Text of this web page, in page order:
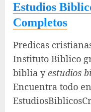
Estudios
Completos
Predicas
Instituto Biblico
biblia yestudios
Encuentra todo en